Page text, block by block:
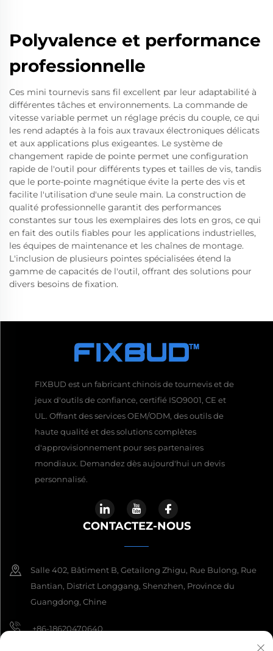
Polyvalence et performance
professionnelle
Ces mini tournevis sans fil excellent par leur adaptabilité à
différentes tâches et environnements. La commande de
vitesse variable permet un réglage précis du couple, ce qui
les rend adaptés à la fois aux travaux électroniques délicats
et aux applications plus exigeantes. Le système de
changement rapide de pointe permet une configuration
rapide de l'outil pour différents types et tailles de vis, tandis
que le porte-pointe magnétique évite la perte des vis et
facilite l'utilisation d'une seule main. La construction de
qualité professionnelle garantit des performances
constantes sur tous les exemplaires des lots en gros, ce qui
en fait des outils fiables pour les applications industrielles,
les équipes de maintenance et les chaînes de montage.
L'inclusion de plusieurs pointes spécialisées étend la
gamme de capacités de l'outil, offrant des solutions pour
divers besoins de fixation.
FIXBUD est un fabricant chinois de tournevis et de
jeux d'outils de confiance, certifié ISO9001, CE et
UL. Offrant des services OEM/ODM, des outils de
haute qualité et des solutions complètes
d'approvisionnement pour ses partenaires
mondiaux. Demandez dès aujourd'hui un devis
personnalisé.
CONTACTEZ-NOUS
Salle 402, Bâtiment B, Getailong Zhigu, Rue Bulong, Rue
Bantian, District Longgang, Shenzhen, Province du
Guangdong, Chine
+86-18620470640